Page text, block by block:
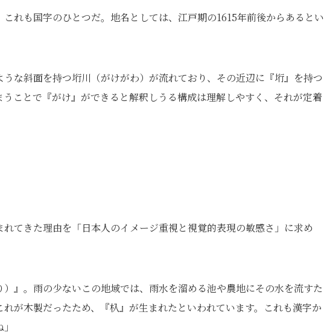
れも国字のひとつだ。地名としては、江戸期の1615年前後からあるとい
うな斜面を持つ垳川（がけがわ）が流れており、その近辺に『垳』を持つ
ことで『がけ』ができると解釈しうる構成は理解しやすく、それが定着
てきた理由を「日本人のイメージ重視と視覚的表現の敏感さ」に求め
）』。雨の少ないこの地域では、雨水を溜める池や農地にその水を流すた
が木製だったため、『杁』が生まれたといわれています。これも漢字か